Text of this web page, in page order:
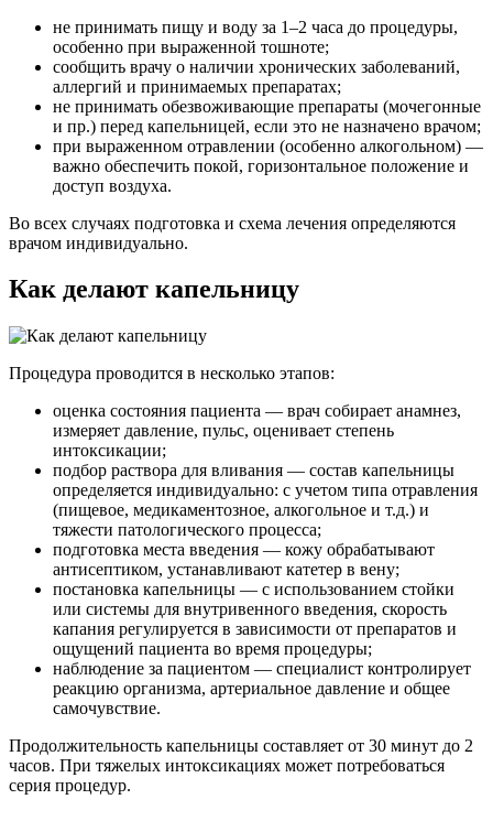
не принимать пищу и воду за 1–2 часа до процедуры,
особенно при выраженной тошноте;
сообщить врачу о наличии хронических заболеваний,
аллергий и принимаемых препаратах;
не принимать обезвоживающие препараты (мочегонные
и пр.) перед капельницей, если это не назначено врачом;
при выраженном отравлении (особенно алкогольном) —
важно обеспечить покой, горизонтальное положение и
доступ воздуха.
Во всех случаях подготовка и схема лечения определяются
врачом индивидуально.
Как делают капельницу
Процедура проводится в несколько этапов:
оценка состояния пациента — врач собирает анамнез,
измеряет давление, пульс, оценивает степень
интоксикации;
подбор раствора для вливания — состав капельницы
определяется индивидуально: с учетом типа отравления
(пищевое, медикаментозное, алкогольное и т.д.) и
тяжести патологического процесса;
подготовка места введения — кожу обрабатывают
антисептиком, устанавливают катетер в вену;
постановка капельницы — с использованием стойки
или системы для внутривенного введения, скорость
капания регулируется в зависимости от препаратов и
ощущений пациента во время процедуры;
наблюдение за пациентом — специалист контролирует
реакцию организма, артериальное давление и общее
самочувствие.
Продолжительность капельницы составляет от 30 минут до 2
часов. При тяжелых интоксикациях может потребоваться
серия процедур.